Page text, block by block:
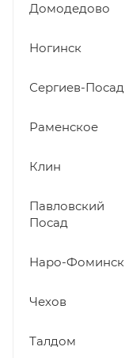
Домодедово
Ногинск
Сергиев-Посад
Раменское
Клин
Павловский
Посад
Наро-Фоминск
Чехов
Талдом